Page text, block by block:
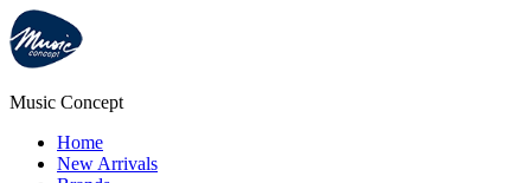
Music Concept
Home
New Arrivals